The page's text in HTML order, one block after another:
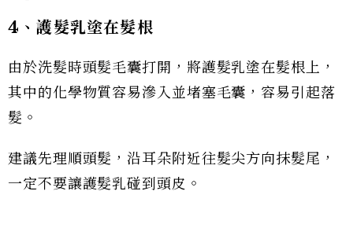
4、護髮乳塗在髮根
由於洗髮時頭髮毛囊打開，將護髮乳塗在髮根上，
其中的化學物質容易滲入並堵塞毛囊，容易引起落
髮。
建議先理順頭髮，沿耳朵附近往髮尖方向抹髮尾，
一定不要讓護髮乳碰到頭皮。